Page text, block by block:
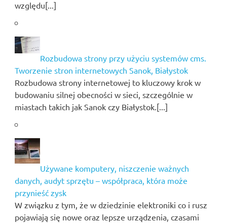
względu[...]
Rozbudowa strony przy użyciu systemów cms.
Tworzenie stron internetowych Sanok, Białystok
Rozbudowa strony internetowej to kluczowy krok w
budowaniu silnej obecności w sieci, szczególnie w
miastach takich jak Sanok czy Białystok.[...]
Używane komputery, niszczenie ważnych
danych, audyt sprzętu – współpraca, która może
przynieść zysk
W związku z tym, że w dziedzinie elektroniki co i rusz
pojawiają się nowe oraz lepsze urządzenia, czasami